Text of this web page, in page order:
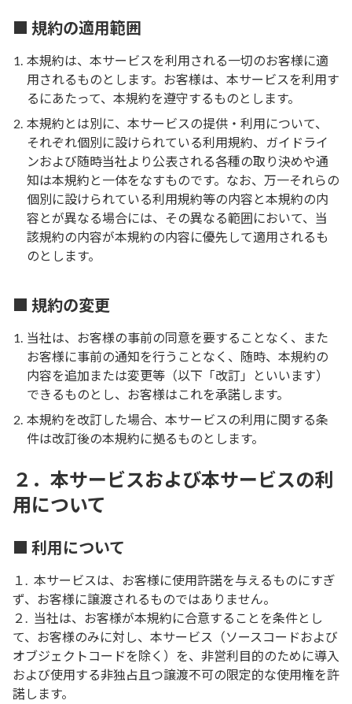
■ 規約の適用範囲
本規約は、本サービスを利用される一切のお客様に適
用されるものとします。お客様は、本サービスを利用す
るにあたって、本規約を遵守するものとします。
本規約とは別に、本サービスの提供・利用について、
それぞれ個別に設けられている利用規約、ガイドライ
ンおよび随時当社より公表される各種の取り決めや通
知は本規約と一体をなすものです。なお、万一それらの
個別に設けられている利用規約等の内容と本規約の内
容とが異なる場合には、その異なる範囲において、当
該規約の内容が本規約の内容に優先して適用されるも
のとします。
■ 規約の変更
当社は、お客様の事前の同意を要することなく、また
お客様に事前の通知を行うことなく、随時、本規約の
内容を追加または変更等（以下「改訂」といいます）
できるものとし、お客様はこれを承諾します。
本規約を改訂した場合、本サービスの利用に関する条
件は改訂後の本規約に拠るものとします。
２．本サービスおよび本サービスの利
用について
■ 利用について
１. 本サービスは、お客様に使用許諾を与えるものにすぎ
ず、お客様に譲渡されるものではありません。
２. 当社は、お客様が本規約に合意することを条件とし
て、お客様のみに対し、本サービス（ソースコードおよび
オブジェクトコードを除く）を、非営利目的のために導入
および使用する非独占且つ譲渡不可の限定的な使用権を許
諾します。